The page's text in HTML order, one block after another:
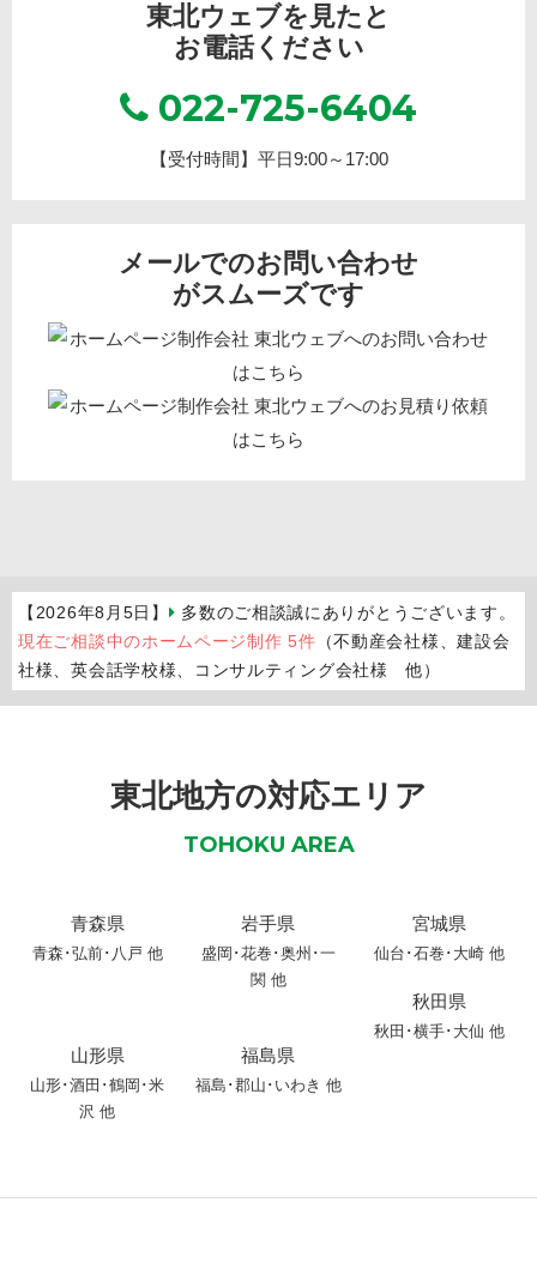
東北ウェブを見たと
お電話ください
022-725-6404
【受付時間】平日9:00～17:00
メールでのお問い合わせ
がスムーズです
【2026年8月5日】
多数のご相談誠にありがとうございます。
現在ご相談中のホームページ制作 5件 （不動産会社様、建設会
社様、英会話学校様、コンサルティング会社様 他）
東北地方の対応エリア
TOHOKU AREA
青森県
青森 ･弘前･ 八戸 他
岩手県
盛岡 ･花巻 ･奥州 ･一
関 他
宮城県
仙台･石巻･大崎 他
秋田県
秋田 ･横手･ 大仙 他
山形県
山形･酒田 ･鶴岡 ･米
沢 他
福島県
福島･郡山･いわき 他